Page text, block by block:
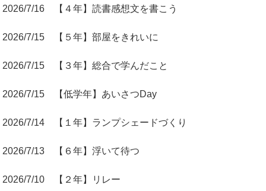
2026/7/16 【４年】読書感想文を書こう
2026/7/15 【５年】部屋をきれいに
2026/7/15 【３年】総合で学んだこと
2026/7/15 【低学年】あいさつDay
2026/7/14 【１年】ランプシェードづくり
2026/7/13 【６年】浮いて待つ
2026/7/10 【２年】リレー